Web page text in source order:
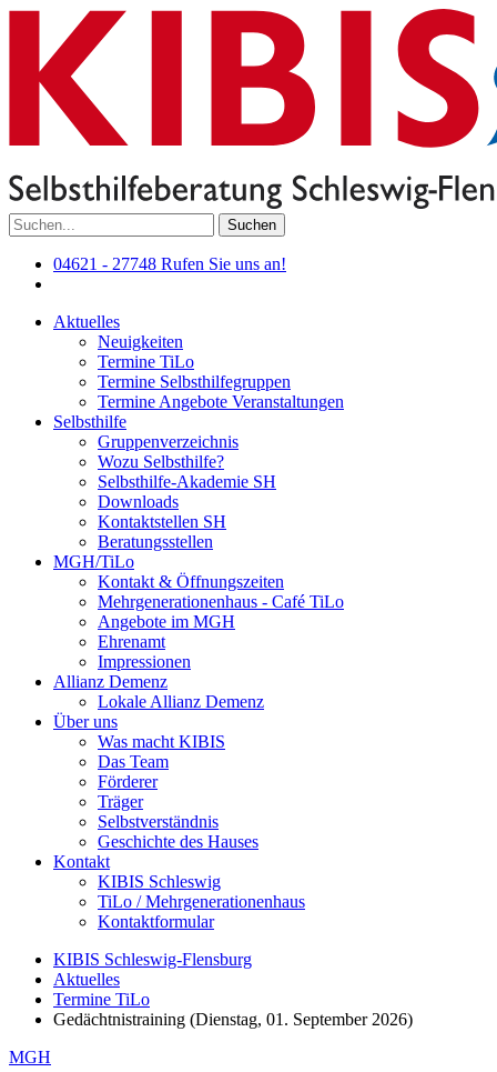
Suchen
04621 - 27748 Rufen Sie uns an!
Aktuelles
Neuigkeiten
Termine TiLo
Termine Selbsthilfegruppen
Termine Angebote Veranstaltungen
Selbsthilfe
Gruppenverzeichnis
Wozu Selbsthilfe?
Selbsthilfe-Akademie SH
Downloads
Kontaktstellen SH
Beratungsstellen
MGH/TiLo
Kontakt & Öffnungszeiten
Mehrgenerationenhaus - Café TiLo
Angebote im MGH
Ehrenamt
Impressionen
Allianz Demenz
Lokale Allianz Demenz
Über uns
Was macht KIBIS
Das Team
Förderer
Träger
Selbstverständnis
Geschichte des Hauses
Kontakt
KIBIS Schleswig
TiLo / Mehrgenerationenhaus
Kontaktformular
KIBIS Schleswig-Flensburg
Aktuelles
Termine TiLo
Gedächtnistraining (Dienstag, 01. September 2026)
MGH